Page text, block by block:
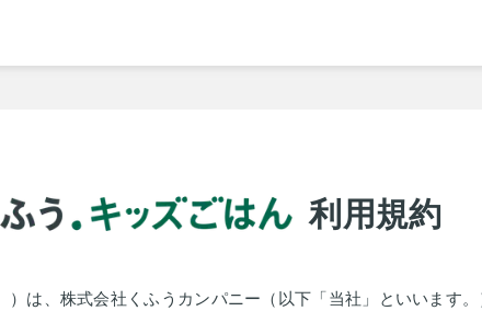
利用規約
は、株式会社くふうカンパニー（以下「当社」といいます